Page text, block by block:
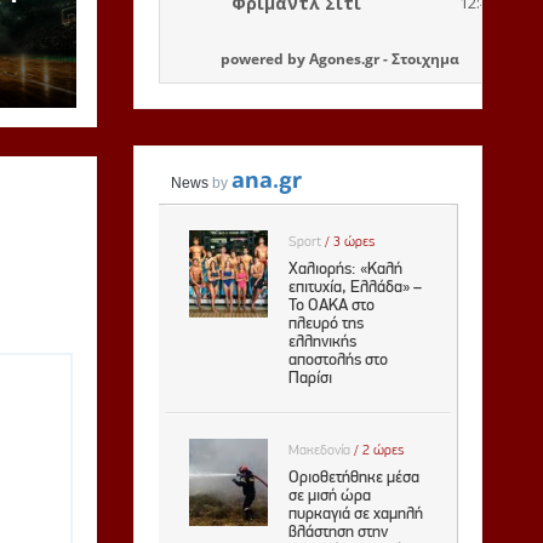
powered byAgones.gr-Στοιχημα